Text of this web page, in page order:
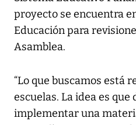
proyecto se encuentra
Educación para
Asamblea.
“Lo que buscamos está
escuelas. La idea es
implementar una